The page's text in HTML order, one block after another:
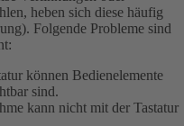
heben sich diese häufig
Folgende Probleme sind
können Bedienelemente
sind.
kann nicht mit der Tastatur